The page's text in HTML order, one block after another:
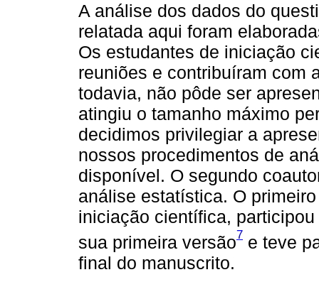
A análise dos dados do
relatada aqui foram
Os estudantes de iniciação
reuniões e contribuíram com
todavia, não pôde ser
atingiu o tamanho máximo
decidimos privilegiar a
nossos procedimentos de
disponível. O segundo
análise estatística. O
iniciação científica,
sua primeira versão7 e teve
final do manuscrito.